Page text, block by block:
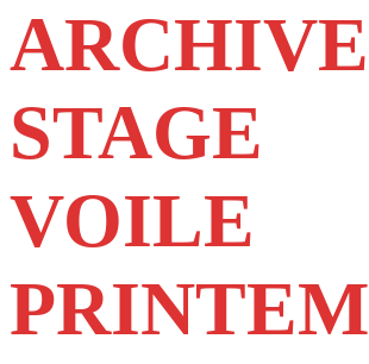
STAGE
VOILE